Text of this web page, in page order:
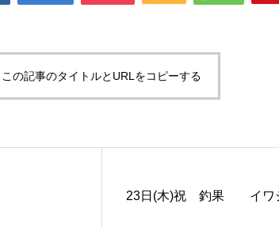
この記事のタイトルとURLをコピーする
23日(木)祝 釣果 イワ